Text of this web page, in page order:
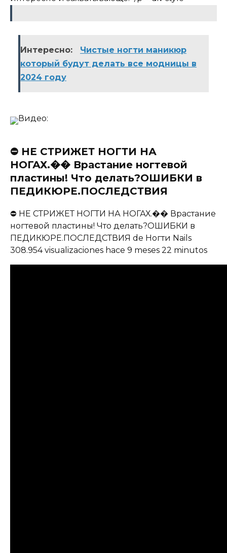
Интересно:
Чистые ногти маникюр
который будут делать все модницы в
2024 году
Видео:
⛔️ НЕ СТРИЖЕТ НОГТИ НА
НОГАХ.�� Врастание ногтевой
пластины! Что делать?ОШИБКИ в
ПЕДИКЮРЕ.ПОСЛЕДСТВИЯ
⛔️ НЕ СТРИЖЕТ НОГТИ НА НОГАХ.�� Врастание
ногтевой пластины! Что делать?ОШИБКИ в
ПЕДИКЮРЕ.ПОСЛЕДСТВИЯ de Ногти Nails
308.954 visualizaciones hace 9 meses 22 minutos